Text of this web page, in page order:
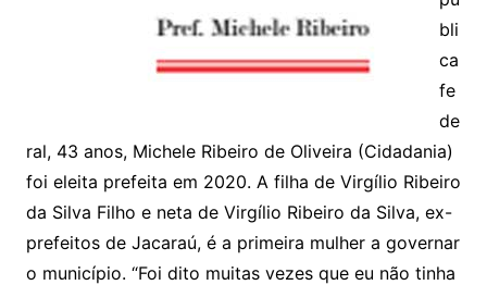
bli
ca
fe
de
ral, 43 anos, Michele Ribeiro de Oliveira (Cidadania)
foi eleita prefeita em 2020. A filha de Virgílio Ribeiro
da Silva Filho e neta de Virgílio Ribeiro da Silva, ex-
prefeitos de Jacaraú, é a primeira mulher a governar
o município. “Foi dito muitas vezes que eu não tinha